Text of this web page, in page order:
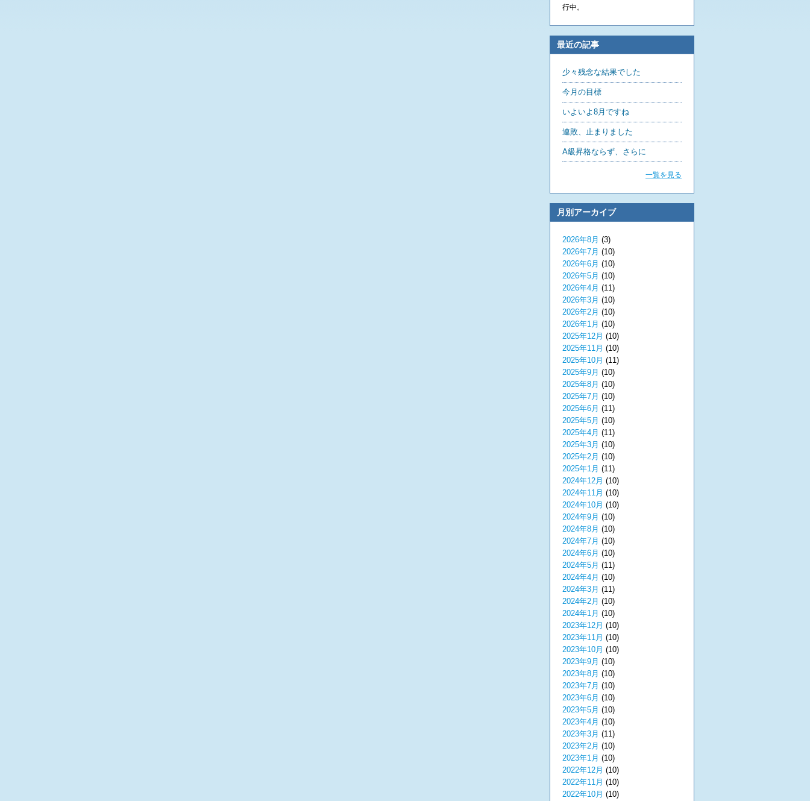
行中。
最近の記事
少々残念な結果でした
今月の目標
いよいよ8月ですね
連敗、止まりました
A級昇格ならず、さらに
一覧を見る
月別アーカイブ
2026年8月 (3)
2026年7月 (10)
2026年6月 (10)
2026年5月 (10)
2026年4月 (11)
2026年3月 (10)
2026年2月 (10)
2026年1月 (10)
2025年12月 (10)
2025年11月 (10)
2025年10月 (11)
2025年9月 (10)
2025年8月 (10)
2025年7月 (10)
2025年6月 (11)
2025年5月 (10)
2025年4月 (11)
2025年3月 (10)
2025年2月 (10)
2025年1月 (11)
2024年12月 (10)
2024年11月 (10)
2024年10月 (10)
2024年9月 (10)
2024年8月 (10)
2024年7月 (10)
2024年6月 (10)
2024年5月 (11)
2024年4月 (10)
2024年3月 (11)
2024年2月 (10)
2024年1月 (10)
2023年12月 (10)
2023年11月 (10)
2023年10月 (10)
2023年9月 (10)
2023年8月 (10)
2023年7月 (10)
2023年6月 (10)
2023年5月 (10)
2023年4月 (10)
2023年3月 (11)
2023年2月 (10)
2023年1月 (10)
2022年12月 (10)
2022年11月 (10)
2022年10月 (10)